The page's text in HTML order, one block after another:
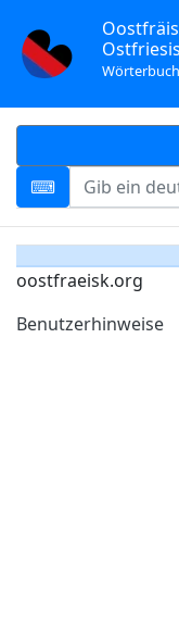
oostfraeisk.org
Benutzerhinweise